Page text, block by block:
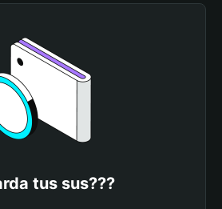
tus sus???